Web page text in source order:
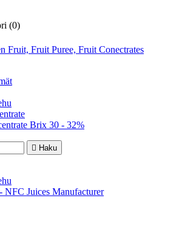
(0)
Brix 30 - 32%
 Haku
NFC Juices Manufacturer